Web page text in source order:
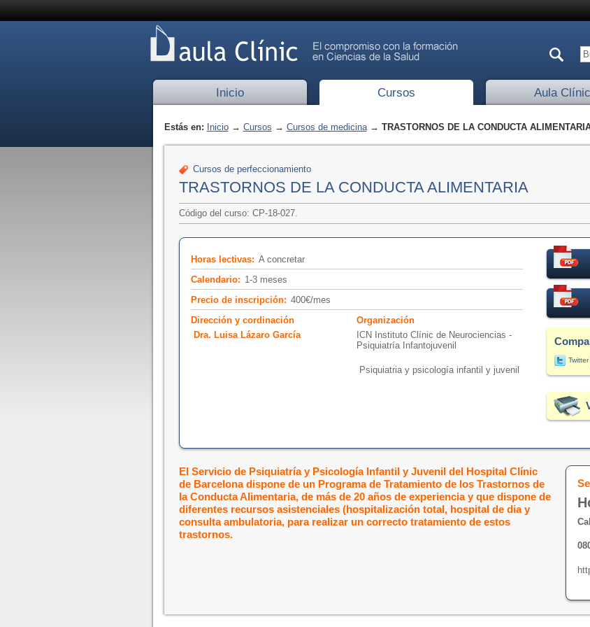
Inicio Cursos Aula Clínic
Estás en: Inicio→ Cursos → Cursos de medicina→ TRASTORNOS DE LA CONDUCTA
Cursos de perfeccionamiento
TRASTORNOS DE LA CONDUCTA ALIMENTARIA
Código del curso: CP-18-027.
Horas lectivas: A concretar
Calendario: 1-3 meses
Precio de inscripción: 400€/mes
Dirección y cordinación
Dra. Luisa Lázaro García
Organización
ICN Instituto Clínic de Neurociencias -
Psiquiatría Infantojuvenil
Psiquiatria y psicología infantil y juvenil
Twitter
El Servicio de Psiquiatría y Psicología Infantil y Juvenil del Hospital Clínic
de Barcelona dispone de un Programa de Tratamiento de los Trastornos de
la Conducta Alimentaria, de más de 20 años de experiencia y que dispone de
diferentes recursos asistenciales (hospitalización total, hospital de dia y
consulta ambulatoria, para realizar un correcto tratamiento de estos
trastornos.